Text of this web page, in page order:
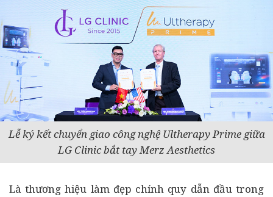
Lễ ký kết chuyển giao công nghệ Ultherapy Prime giữa
LG Clinic bắt tay Merz Aesthetics
Làthương hiệu làm đẹp chính quy dẫn đầu trong